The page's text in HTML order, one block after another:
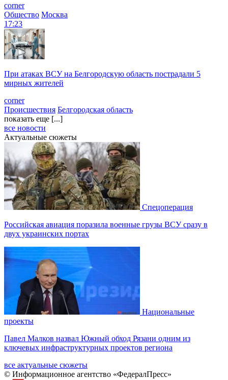
corner
Общество Москва
17:23
При атаках ВСУ на Белгородскую область пострадали 5
мирных жителей
corner
Происшествия Белгородская область
показать еще [...]
все новости
Актуальные сюжеты
Спецоперация
Российская авиация поразила военные грузы ВСУ сразу в
двух украинских портах
Национальные
проекты
Павел Малков назвал Южный обход Рязани одним из
ключевых инфраструктурных проектов региона
все актуальные сюжеты
© Информационное агентство «ФедералПресс»